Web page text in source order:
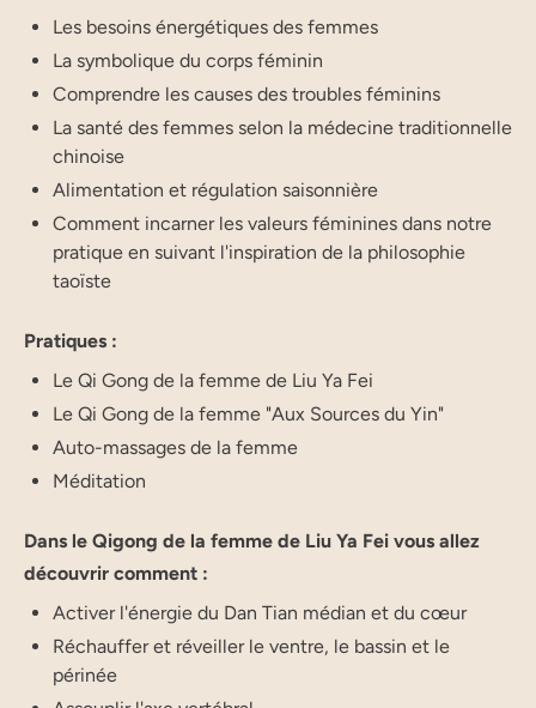
Les besoins énergétiques des femmes
La symbolique du corps féminin
Comprendre les causes des troubles féminins
La santé des femmes selon la médecine traditionnelle
chinoise
Alimentation et régulation saisonnière
Comment incarner les valeurs féminines dans notre
pratique en suivant l'inspiration de la philosophie
taoïste
Pratiques :
Le Qi Gong de la femme de Liu Ya Fei
Le Qi Gong de la femme "Aux Sources du Yin"
Auto-massages de la femme
Méditation
Dans le Qigong de la femme de Liu Ya Fei vous allez
découvrir comment :
Activer l'énergie du Dan Tian médian et du cœur
Réchauffer et réveiller le ventre, le bassin et le
périnée